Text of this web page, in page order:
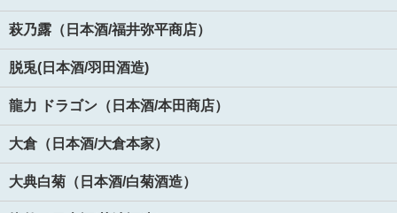
萩乃露（日本酒/福井弥平商店）
脱兎(日本酒/羽田酒造)
龍力 ドラゴン（日本酒/本田商店）
大倉（日本酒/大倉本家）
大典白菊（日本酒/白菊酒造）